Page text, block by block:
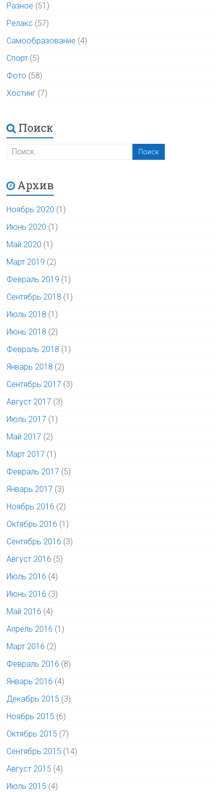
Разное (51)
Релакс (57)
Самообразование (4)
Спорт (5)
Фото (58)
Хостинг (7)
Поиск
Архив
Ноябрь 2020 (1)
Июнь 2020 (1)
Май 2020 (1)
Март 2019 (2)
Февраль 2019 (1)
Сентябрь 2018 (1)
Июль 2018 (1)
Июнь 2018 (2)
Февраль 2018 (1)
Январь 2018 (2)
Сентябрь 2017 (3)
Август 2017 (3)
Июль 2017 (1)
Май 2017 (2)
Март 2017 (1)
Февраль 2017 (5)
Январь 2017 (3)
Ноябрь 2016 (2)
Октябрь 2016 (1)
Сентябрь 2016 (3)
Август 2016 (5)
Июль 2016 (4)
Июнь 2016 (3)
Май 2016 (4)
Апрель 2016 (1)
Март 2016 (2)
Февраль 2016 (8)
Январь 2016 (4)
Декабрь 2015 (3)
Ноябрь 2015 (6)
Октябрь 2015 (7)
Сентябрь 2015 (14)
Август 2015 (4)
Июль 2015 (4)